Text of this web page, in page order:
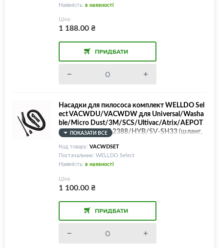
Наявність: в наявності
Ціна
1 188.00₴
ПРИДБАТИ
Насадки для пилососа комплект WELLDO Sel
ect VACWDU/VACWDW для Universal/Washa
ble/Micro Dust/3M/SCS/Ultivac/Atrix/АЕРОТ
ОН/Aeroton/АП 2388/HYB/SV-SH33 (шланг,
коротка насадка з щіткою, довга насадка, фор
сунка)
ПОКАЗАТИ ВСЕ
Код товару: VACWDSET
Постачальник: WELLDO Select
Наявність: в наявності
Ціна
1 100.00₴
ПРИДБАТИ